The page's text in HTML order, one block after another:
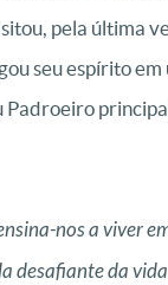
pela última
seu espírito em
Padroeiro
nos a viver
desafiante da